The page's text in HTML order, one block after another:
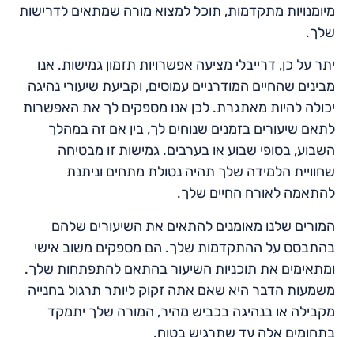
מיומנויות מתקדמות, תוכל למצוא מורה שמתאים לדרישות
שלך.
יתר על כן, דרייבלי מציעה אפשרויות תזמון גמישות. אנו
מבינים שהחיים המודרניים עמוסים, וקביעת שיעורי נהיגה
יכולה להיות מאתגרת. לכן אנו מספקים לך את האפשרות
לתאם שיעורים בזמנים שנוחים לך, בין אם זה במהלך
השבוע, בסופי שבוע או בערבים. גמישות זו מבטיחה
שחוויית הלמידה שלך תהיה נטולת מתחים וניתנת
להתאמה לאורח החיים שלך.
המורים שלנו מאומנים להתאים את השיעורים שלהם
בהתבסס על ההתקדמות שלך. הם מספקים משוב אישי
ומתאימים את תוכניות השיעור בהתאם להתפתחות שלך.
משמעות הדבר היא שאם אתה זקוק ליותר תרגול בחנייה
מקבילה או בנהיגה בכביש מהיר, המורה שלך יתמקד
בתחומים אלה עד שתרגיש בטוח.